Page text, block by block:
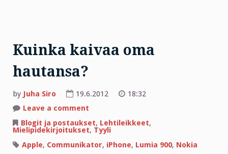
Kuinka kaivaa oma
hautansa?
by Juha Siro 19.6.2012
18:32
Leave a comment
kaivaa
oma
hautansa?
Blogit ja postaukset, Lehtileikkeet,
Mielipidekirjoitukset, Tyyli
Apple, Communikator, iPhone, Lumia 900, Nokia